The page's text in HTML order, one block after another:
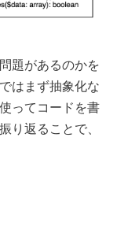
題があるのかを
はまず抽象化な
ってコードを書
り返ることで、